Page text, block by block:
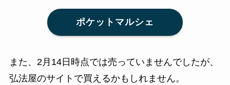
ポケットマルシェ
また、2月14日時点では売っていませんでしたが、
弘法屋のサイトで買えるかもしれません。